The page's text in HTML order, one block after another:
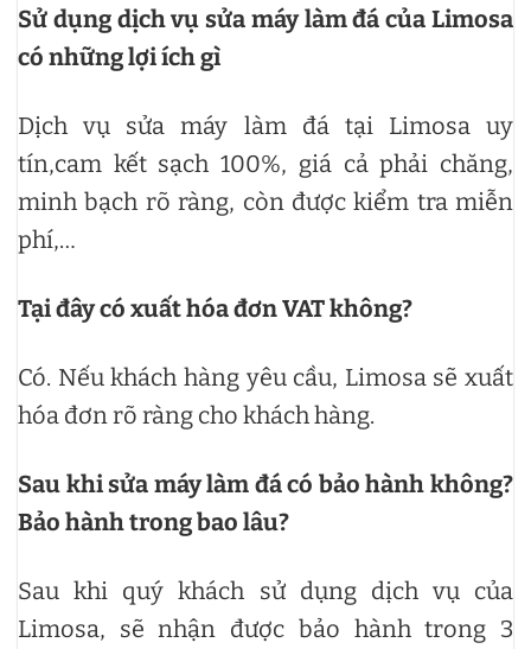
Sử dụng dịch vụ sửa máy làm đá của Limosa
có những lợi ích gì
Dịch vụ sửa máy làm đá tại Limosa uy
tín,cam kết sạch 100%, giá cả phải chăng,
minh bạch rõ ràng, còn được kiểm tra miễn
phí,…
Tại đây có xuất hóa đơn VAT không?
Có. Nếu khách hàng yêu cầu, Limosa sẽ xuất
hóa đơn rõ ràng cho khách hàng.
Sau khi sửa máy làm đá có bảo hành không?
Bảo hành trong bao lâu?
Sau khi quý khách sử dụng dịch vụ của
Limosa, sẽ nhận được bảo hành trong 3